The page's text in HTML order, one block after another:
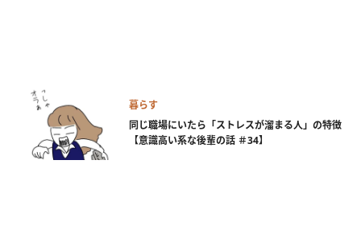
暮らす
同じ職場にいたら「ストレスが溜まる人」の特徴
【意識高い系な後輩の話 ＃34】